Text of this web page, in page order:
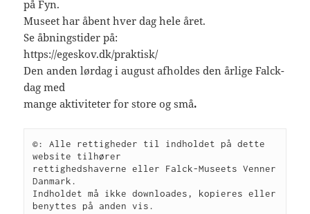
på Fyn.
Museet har åbent hver dag hele året.
Se åbningstider på:
https://egeskov.dk/praktisk/
Den anden lørdag i august afholdes den årlige Falck-
dag med
mange aktiviteter for store og små.
©: Alle rettigheder til indholdet på dette
website tilhører
rettighedshaverne eller Falck-Museets Venner
Danmark.
Indholdet må ikke downloades, kopieres eller
benyttes på anden vis.